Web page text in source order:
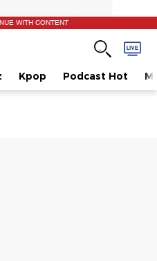
WITH CONTENT
Kpop Podcast Hot